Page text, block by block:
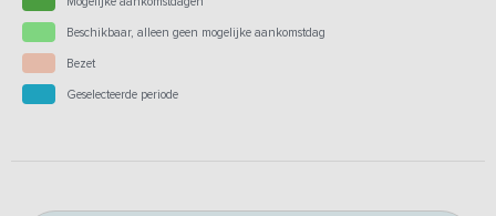
Beschikbaar, alleen geen mogelijke aankomstdag
Bezet
Geselecteerde periode